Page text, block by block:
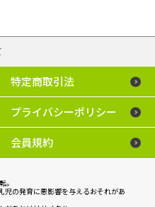
特定商取引法
プライバシーポリシー
会員規約
。
児の発育に悪影響を与えるおそれがあ